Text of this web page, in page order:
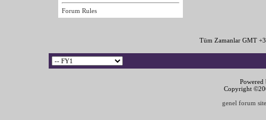
Forum Rules
Tüm Zamanlar GMT
Copyright
genel forum